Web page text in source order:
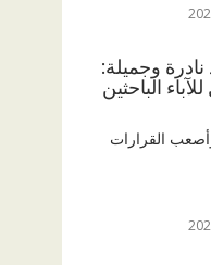
نادرة وجميلة:
الباحثين
القرارات